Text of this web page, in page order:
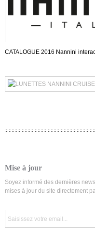
CATALOGUE 2016 Nannini
Mise à jour
Soyez informé des dernières
mises à jour du site directement